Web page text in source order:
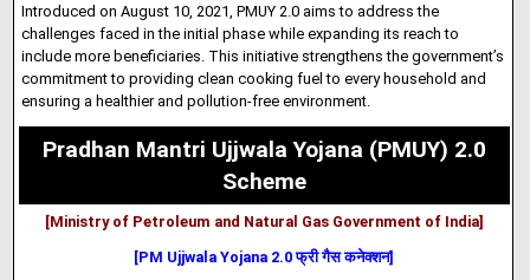
Introduced on August 10, 2021, PMUY 2.0 aims to address the
challenges faced in the initial phase while expanding its reach to
include more beneficiaries This initiative strengthens the government’s
commitment to providing clean cooking fuel to every household and
ensuring a healthier and pollution-free environment.
Pradhan Mantri Ujjwala Yojana (PMUY) 2.0
Scheme
[Ministry of Petroleum and Natural Gas Government of India]
[PM Ujjwala Yojana 2.0 फ्री गैस कनेक्शन]